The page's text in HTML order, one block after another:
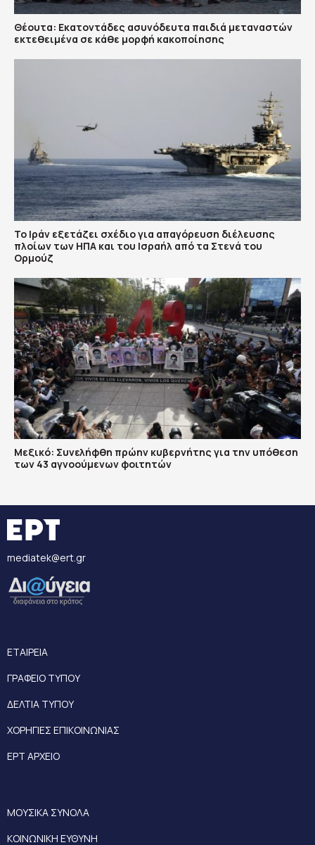
Θέουτα: Εκατοντάδες ασυνόδευτα παιδιά μεταναστών
εκτεθειμένα σε κάθε μορφή κακοποίησης
Το Ιράν εξετάζει σχέδιο για απαγόρευση διέλευσης
πλοίων των ΗΠΑ και του Ισραήλ από τα Στενά του
Ορμούζ
Μεξικό: Συνελήφθη πρώην κυβερνήτης για την υπόθεση
των 43 αγνοούμενων φοιτητών
mediatek@ert.gr
ΕΤΑΙΡΕΙΑ
ΓΡΑΦΕΙΟ ΤΥΠΟΥ
ΔΕΛΤΙΑ ΤΥΠΟΥ
ΧΟΡΗΓΙΕΣ ΕΠΙΚΟΙΝΩΝΙΑΣ
ΕΡΤ ΑΡΧΕΙΟ
ΜΟΥΣΙΚΑ ΣΥΝΟΛΑ
ΚΟΙΝΩΝΙΚΗ ΕΥΘΥΝΗ